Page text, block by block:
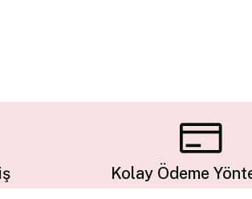
Kolay Ödeme